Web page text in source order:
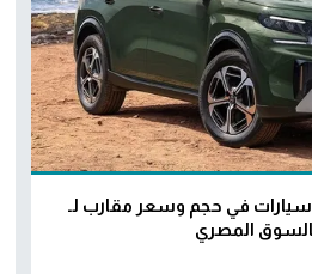
بعد إطلاقها الرسمي.. 7 سيارات في حجم وسعر مقارب لـ